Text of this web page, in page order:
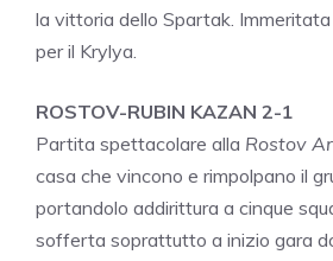
la vittoria dello Spartak.
per il Krylya.
ROSTOV-RUBIN KAZAN 2-1
Partita spettacolare alla Rostov
casa che vincono e rimpolpano il
portandolo addirittura a cinque
sofferta soprattutto a inizio gara